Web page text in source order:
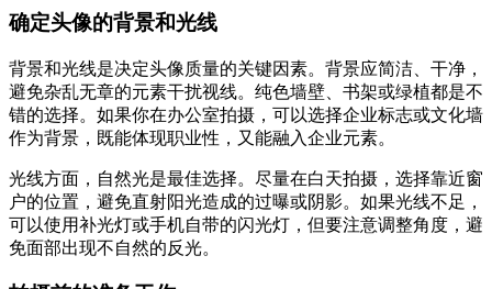
确定头像的背景和光线
背景和光线是决定头像质量的关键因素。背景应简洁、干净，
避免杂乱无章的元素干扰视线。纯色墙壁、书架或绿植都是不
错的选择。如果你在办公室拍摄，可以选择企业标志或文化墙
作为背景，既能体现职业性，又能融入企业元素。
光线方面，自然光是最佳选择。尽量在白天拍摄，选择靠近窗
户的位置，避免直射阳光造成的过曝或阴影。如果光线不足，
可以使用补光灯或手机自带的闪光灯，但要注意调整角度，避
免面部出现不自然的反光。